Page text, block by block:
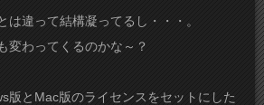
は違って結構凝ってるし・・・。
変わってくるのかな～？
版とMac版のライセンスをセットにした